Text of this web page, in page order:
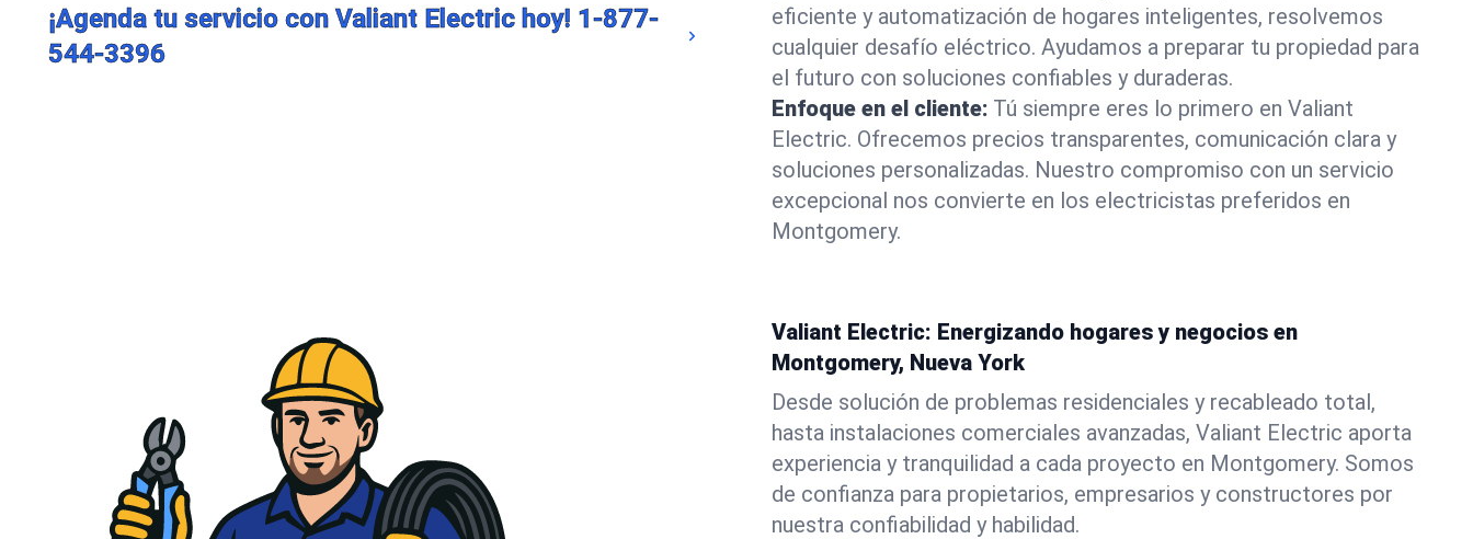
¡Agenda tu servicio con Valiant Electric hoy! 1-877-
544-3396
eficiente y automatización de hogares inteligentes, resolvemos
cualquier desafío eléctrico. Ayudamos a preparar tu propiedad para
el futuro con soluciones confiables y duraderas.
Enfoque en el cliente: Tú siempre eres lo primero en Valiant
Electric. Ofrecemos precios transparentes, comunicación clara y
soluciones personalizadas. Nuestro compromiso con un servicio
excepcional nos convierte en los electricistas preferidos en
Montgomery.
Valiant Electric: Energizando hogares y negocios en
Montgomery, Nueva York
Desde solución de problemas residenciales y recableado total,
hasta instalaciones comerciales avanzadas, Valiant Electric aporta
experiencia y tranquilidad a cada proyecto en Montgomery. Somos
de confianza para propietarios, empresarios y constructores por
nuestra confiabilidad y habilidad.